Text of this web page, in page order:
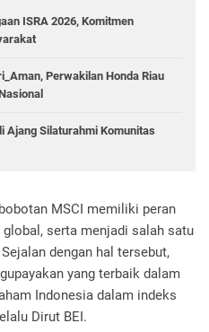
ISRA 2026, Komitmen
Perwakilan Honda Riau
Ajang Silaturahmi Komunitas
MSCI memiliki peran
serta menjadi salah satu
dengan hal tersebut,
yang terbaik dalam
Indonesia dalam indeks
Dirut BEI.